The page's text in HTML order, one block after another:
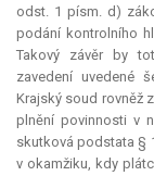
odst. 1 písm. d)
podání kontrolního
Takový závěr by
zavedení uvedené
Krajský soud rovněž
plnění povinnosti v
skutková podstata §
v okamžiku, kdy